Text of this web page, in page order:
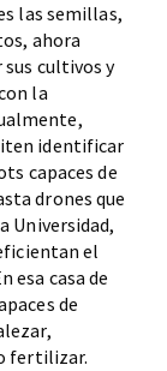
las semillas,
ahora
cultivos y
la
identificar
capaces de
drones que
Universidad,
el
esa casa de
de
fertilizar.